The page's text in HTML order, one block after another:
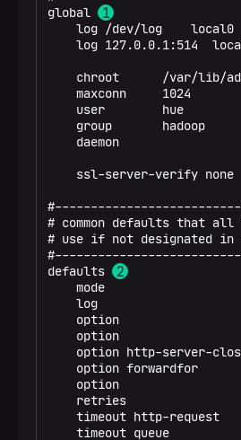
option
option http-server-
option forwardfor
retries
timeout
http-request
timeout
queue
timeout
connect
timeout
timeout http-keep-
listen
stats
bind *:7001
stats enable
stats
frontend
bind
default_backend
backend hue_http_servers
balance
server
hue-server-1
global
    log /dev/log    local0
log 127.0.0.1:514
chroot      /var/lib/
    maxconn     1024
    user        hue
    group       hadoop
    daemon
    ssl-server-verify none
# common defaults that
# use if not designated
defaults
mode
log
option
option
option http-server-
option forwardfor
option
retries
timeout http-request
timeout queue